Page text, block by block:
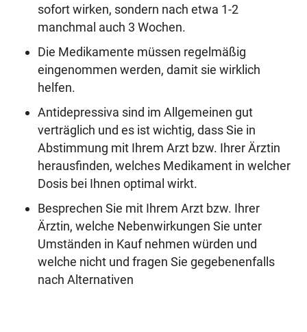
sofort wirken, sondern nach etwa 1-2
manchmal auch 3 Wochen.
Die Medikamente müssen regelmäßig
eingenommen werden, damit sie wirklich
helfen.
Antidepressiva sind im Allgemeinen gut
verträglich und es ist wichtig, dass Sie in
Abstimmung mit Ihrem Arzt bzw. Ihrer Ärztin
herausfinden, welches Medikament in welcher
Dosis bei Ihnen optimal wirkt.
Besprechen Sie mit Ihrem Arzt bzw. Ihrer
Ärztin, welche Nebenwirkungen Sie unter
Umständen in Kauf nehmen würden und
welche nicht und fragen Sie gegebenenfalls
nach Alternativen